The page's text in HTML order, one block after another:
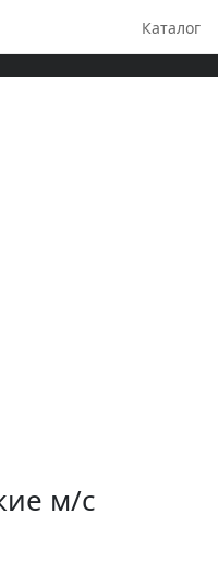
Каталог
м/с